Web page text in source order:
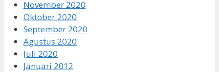
November 2020
Oktober 2020
September 2020
Agustus 2020
Juli 2020
Januari 2012